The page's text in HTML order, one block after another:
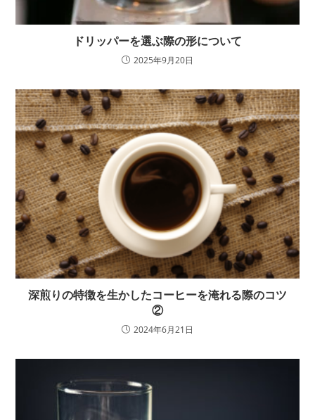
ドリッパーを選ぶ際の形について
2025年9月20日
深煎りの特徴を生かしたコーヒーを淹れる際のコツ
②
2024年6月21日